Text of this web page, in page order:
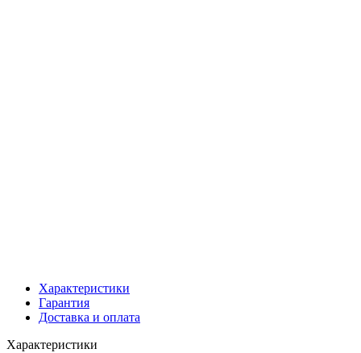
Характеристики
Гарантия
Доставка и оплата
Характеристики